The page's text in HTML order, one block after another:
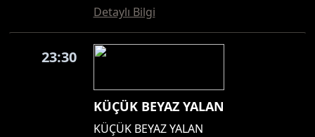
Detaylı Bilgi
23:30
KÜÇÜK BEYAZ YALAN
KÜÇÜK BEYAZ YALAN